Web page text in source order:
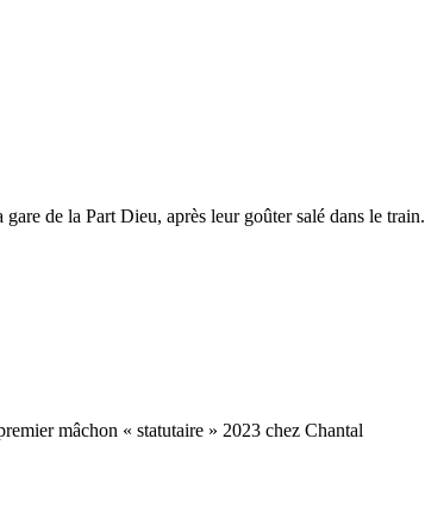
de la Part Dieu, après leur goûter salé dans le train.
mâchon « statutaire » 2023 chez Chantal